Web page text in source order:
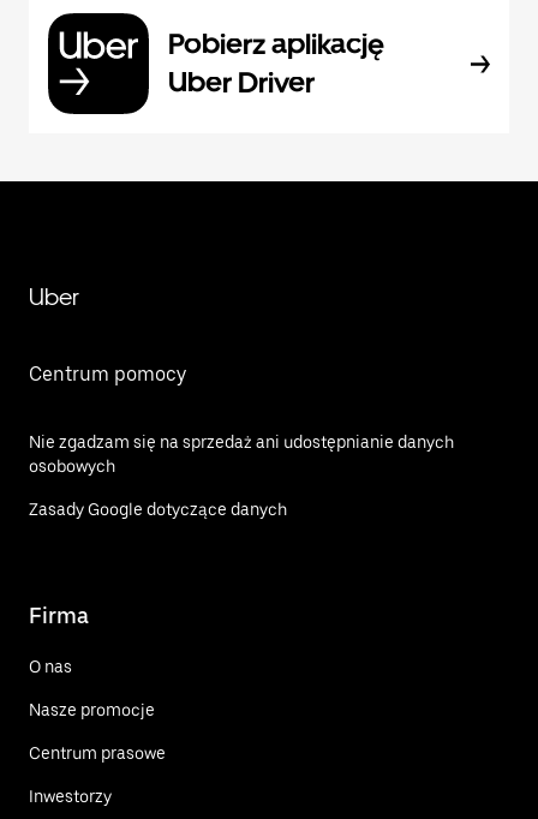
Pobierz aplikację
Uber Driver
Uber
Centrum pomocy
Nie zgadzam się na sprzedaż ani udostępnianie danych
osobowych
Zasady Google dotyczące danych
Firma
O nas
Nasze promocje
Centrum prasowe
Inwestorzy